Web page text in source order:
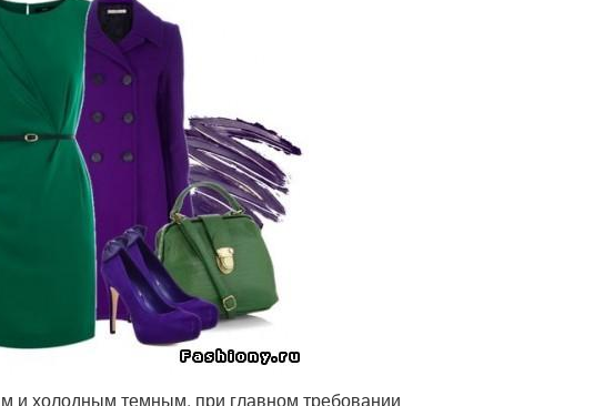
и холодным темным, при главном требовании